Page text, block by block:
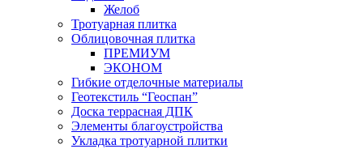
Желоб
Тротуарная плитка
Облицовочная плитка
ПРЕМИУМ
ЭКОНОМ
Гибкие отделочные материалы
Геотекстиль “Геоспан”
Доска террасная ДПК
Элементы благоустройства
Укладка тротуарной плитки